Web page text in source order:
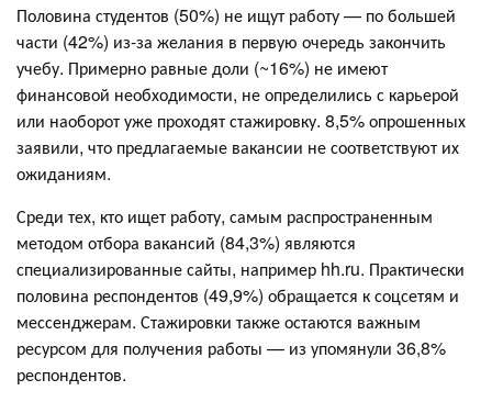
Половина студентов (50%) не ищут работу — по большей
части (42%) из-за желания в первую очередь закончить
учебу. Примерно равные доли (~16%) не имеют
финансовой необходимости, не определились с карьерой
или наоборот уже проходят стажировку. 8,5% опрошенных
заявили, что предлагаемые вакансии не соответствуют их
ожиданиям.
Среди тех, кто ищет работу, самым распространенным
методом отбора вакансий (84,3%) являются
специализированные сайты, например hh.ru. Практически
половина респондентов (49,9%) обращается к соцсетям и
мессенджерам. Стажировки также остаются важным
ресурсом для получения работы — из упомянули 36,8%
респондентов.